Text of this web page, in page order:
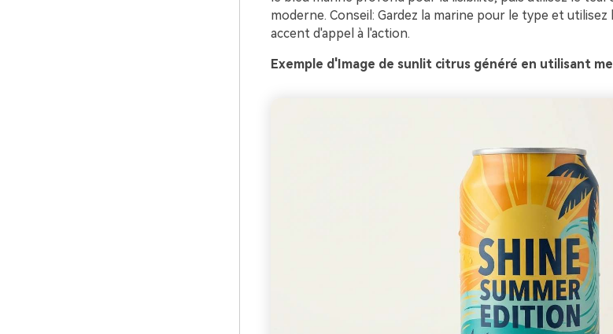
moderne. Conseil: Gardez la marine pour le type et
accent d'appel à l'action.
Exemple d'Image de sunlit citrus généré en utilisant